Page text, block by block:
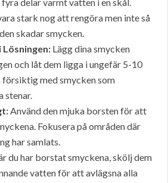
stark nog att rengöra men inte så
skadar smycken.
Lösningen: Lägg dina smycken
och låt dem ligga i ungefär 5-10
försiktig med smycken som
stenar.
Använd den mjuka borsten för att
Fokusera på områden där
har samlats.
du har borstat smyckena, skölj dem
vatten för att avlägsna alla